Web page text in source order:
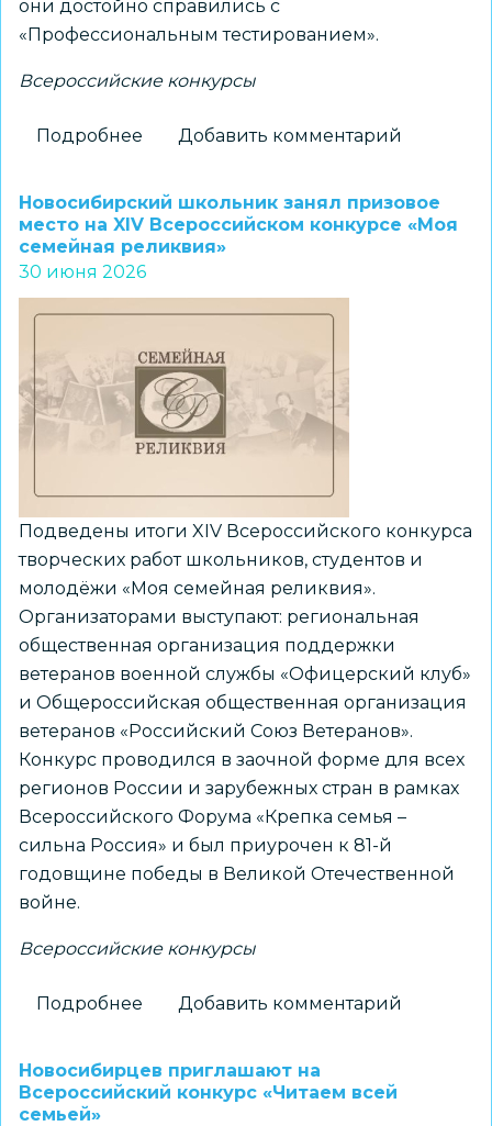
они достойно справились с
«Профессиональным тестированием».
Всероссийские конкурсы
Подробнее
новосибирского
лицея
вошла
в
заочного
этапа
конкурса
«Директор
Добавить комментарий
Новосибирский школьник занял призовое
место на XIV Всероссийском конкурсе «Моя
семейная реликвия»
30 июня 2026
Подведены итоги XIV Всероссийского конкурса
творческих работ школьников, студентов и
молодёжи «Моя семейная реликвия».
Организаторами выступают: региональная
общественная организация поддержки
ветеранов военной службы «Офицерский клуб»
и Общероссийская общественная организация
ветеранов «Российский Союз Ветеранов».
Конкурс проводился в заочной форме для всех
регионов России и зарубежных стран в рамках
Всероссийского Форума «Крепка семья –
сильна Россия» и был приурочен к 81-й
годовщине победы в Великой Отечественной
войне.
Всероссийские конкурсы
Подробнее
занял
Добавить комментарий
Новосибирцев приглашают на
Всероссийский конкурс «Читаем всей
семьей»